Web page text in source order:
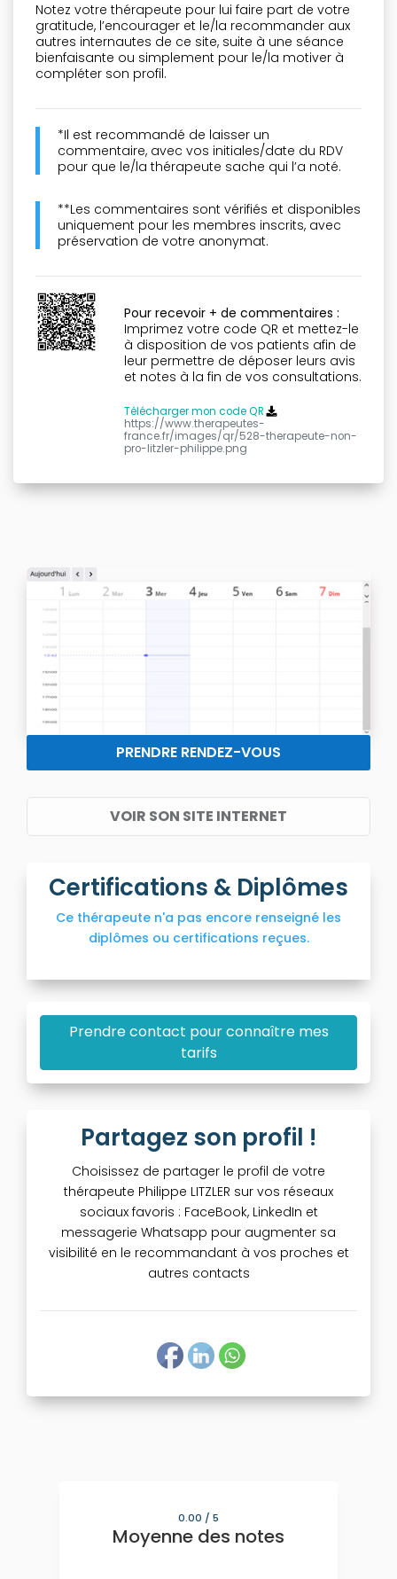
Notez votre thérapeute pour lui faire part de votre
gratitude, l’encourager et le/la recommander aux
autres internautes de ce site, suite à une séance
bienfaisante ou simplement pour le/la motiver à
compléter son profil.
*Il est recommandé de laisser un
commentaire, avec vos initiales/date du RDV
pour que le/la thérapeute sache qui l’a noté.
**Les commentaires sont vérifiés et disponibles
uniquement pour les membres inscrits, avec
préservation de votre anonymat.
Pour recevoir + de commentaires :
Imprimez votre code QR et mettez-le
à disposition de vos patients afin de
leur permettre de déposer leurs avis
et notes à la fin de vos consultations.
Télécharger mon code QR
https://www.therapeutes-
france.fr/images/qr/528-therapeute-non-
pro-litzler-philippe.png
PRENDRE RENDEZ-VOUS
VOIR SON SITE INTERNET
Certifications & Diplômes
Ce thérapeute n'a pas encore renseigné les
diplômes ou certifications reçues.
Prendre contact pour connaître mes
tarifs
Partagez son profil !
Choisissez de partager le profil de votre
thérapeute Philippe LITZLER sur vos réseaux
sociaux favoris : FaceBook, LinkedIn et
messagerie Whatsapp pour augmenter sa
visibilité en le recommandant à vos proches et
autres contacts
0.00 / 5
Moyenne des notes